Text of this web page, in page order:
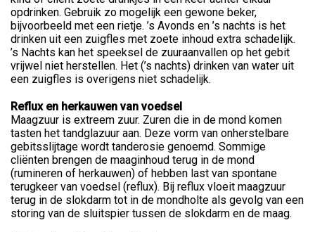
opdrinken. Gebruik zo mogelijk een gewone beker,
bijvoorbeeld met een rietje. ’s Avonds en ’s nachts is het
drinken uit een zuigfles met zoete inhoud extra schadelijk.
’s Nachts kan het speeksel de zuuraanvallen op het gebit
vrijwel niet herstellen. Het (’s nachts) drinken van water uit
een zuigfles is overigens niet schadelijk.
Reflux en herkauwen van voedsel
Maagzuur is extreem zuur. Zuren die in de mond komen
tasten het tandglazuur aan. Deze vorm van onherstelbare
gebitsslijtage wordt tanderosie genoemd. Sommige
cliënten brengen de maaginhoud terug in de mond
(rumineren of herkauwen) of hebben last van spontane
terugkeer van voedsel (reflux). Bij reflux vloeit maagzuur
terug in de slokdarm tot in de mondholte als gevolg van een
storing van de sluitspier tussen de slokdarm en de maag.